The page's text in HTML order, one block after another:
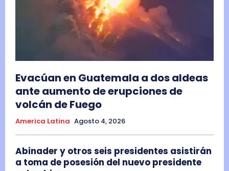
Evacúan en Guatemala a dos aldeas
ante aumento de erupciones de
volcán de Fuego
America Latina Agosto 4, 2026
Abinader y otros seis presidentes asistirán
a toma de posesión del nuevo presidente